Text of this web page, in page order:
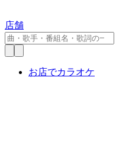
店舗
お店でカラオケ